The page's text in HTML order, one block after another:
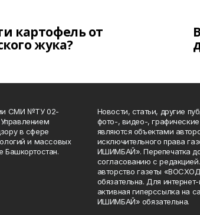
картофель от
жука?
СМИ №ТУ 02-
Управлением
в сфере
и массовых
Башкортостан.
Новости, статьи, другие
фото-, видео-,
являются объектами
исключительного права
ИШИМБАЙ». Перепечатка
согласованию с
авторство газеты
обязательна. Для
активная гиперссылка на
ИШИМБАЙ» обязательна.